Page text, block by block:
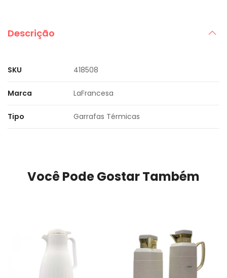
Descrição
SKU 418508
Marca LaFrancesa
Tipo Garrafas Térmicas
Você Pode Gostar Também